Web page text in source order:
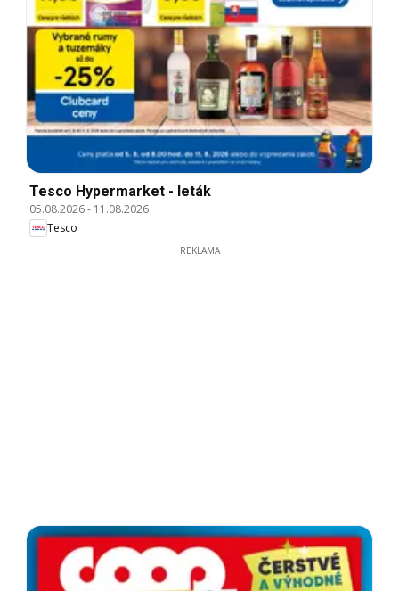
Tesco Hypermarket - leták
05.08.2026- 11.08.2026
Tesco
REKLAMA